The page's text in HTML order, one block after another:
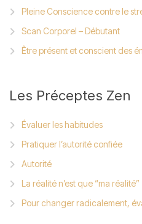
Pleine Conscience contre le
Scan Corporel – Débutant
Être présent et conscient des
Les Préceptes Zen
Évaluer les habitudes
Pratiquer l’autorité confiée
Autorité
La réalité n’est que “ma réalité”
Pour changer radicalement,